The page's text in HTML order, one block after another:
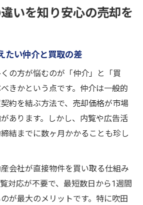
いを知り安心の売却を
たい仲介と買取の差
の方が悩むのが「仲介」と「買
きかという点です。仲介は一般的
約を結ぶ方法で、売却価格が市場
あります。しかし、内覧や広告活
結までに数ヶ月かかることも珍し
会社が直接物件を買い取る仕組み
対応が不要で、最短数日から1週間
が最大のメリットです。特に吹田